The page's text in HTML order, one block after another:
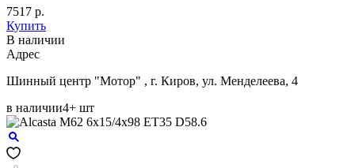
7517 р.
Купить
В наличии
Aдрес
Шинный центр "Мотор" , г. Киров, ул. Менделеева, 4
в наличии4+ шт